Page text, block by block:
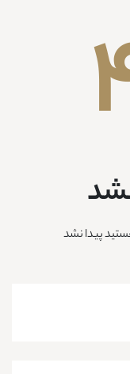
پیدا نشد